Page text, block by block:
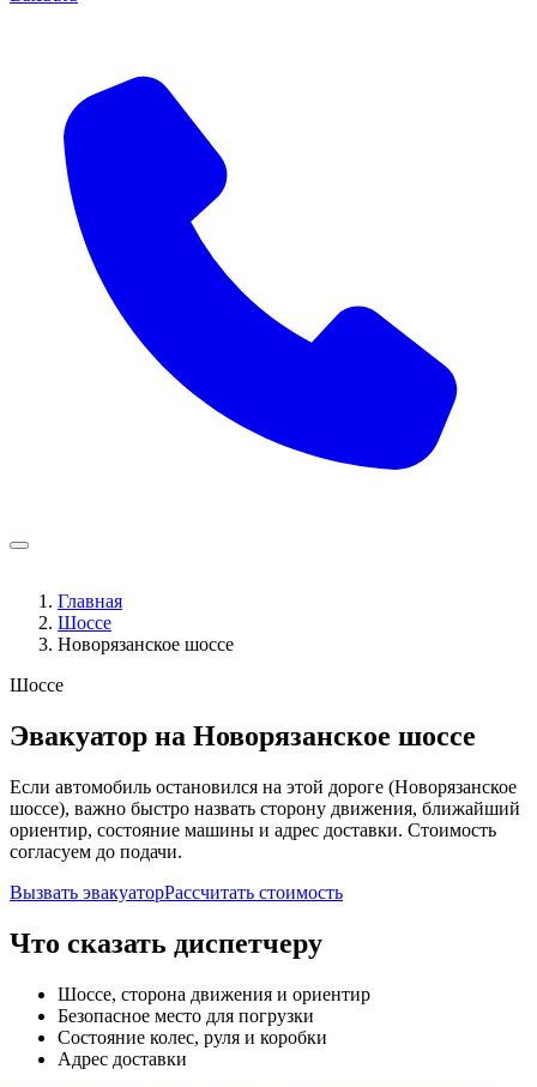
Главная
Шоссе
Новорязанское шоссе
Шоссе
Эвакуатор на Новорязанское шоссе
Если автомобиль остановился на этой дороге (Новорязанское
шоссе), важно быстро назвать сторону движения, ближайший
ориентир, состояние машины и адрес доставки. Стоимость
согласуем до подачи.
Вызвать эвакуаторРассчитать стоимость
Что сказать диспетчеру
Шоссе, сторона движения и ориентир
Безопасное место для погрузки
Состояние колес, руля и коробки
Адрес доставки